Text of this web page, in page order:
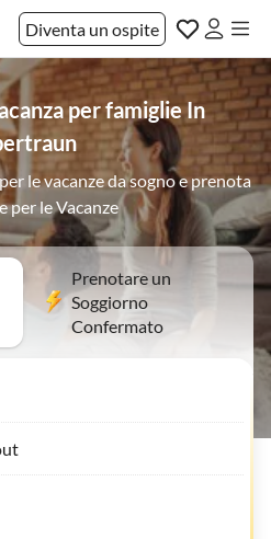
Diventa un ospite
per famiglie In
le vacanze da sogno e prenota
per le Vacanze
Prenotare un
Soggiorno
Confermato